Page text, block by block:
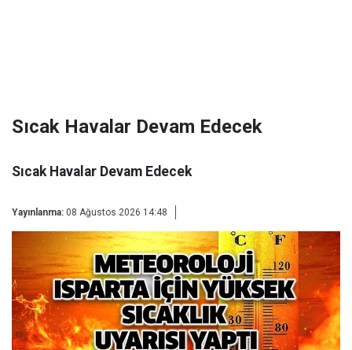
Sıcak Havalar Devam Edecek
Sıcak Havalar Devam Edecek
Yayınlanma: 08 Ağustos 2026 14:48